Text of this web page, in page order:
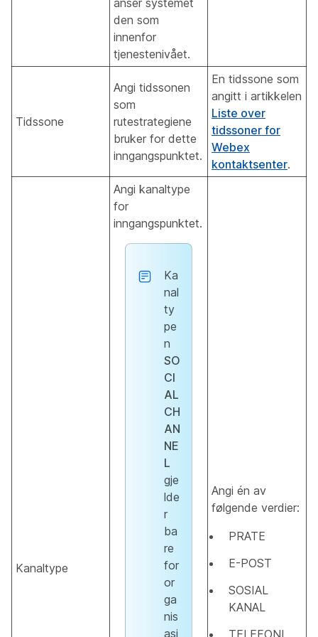
anser systemet
den som
innenfor
tjenestenivået.
Tidssone
Angi tidssonen
som
rutestrategiene
bruker for dette
inngangspunktet.
En tidssone som
angitt i artikkelen
Liste over
tidssoner for
Webex
kontaktsenter.
Kanaltype
Angi kanaltype
for
inngangspunktet.
Ka
nal
ty
pe
n
SO
CI
AL
CH
AN
NE
L
gje
lde
r
ba
re
for
or
ga
nis
asj
Angi én av
følgende verdier:
PRATE
E-POST
SOSIAL
KANAL
TELEFONI